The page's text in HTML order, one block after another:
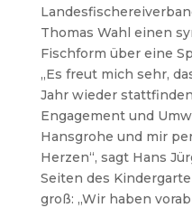
Thomas Wahl einen
Fischform über eine
„Es freut mich sehr,
Jahr wieder
Engagement und
Hansgrohe und mir
Herzen“, sagt Hans
Seiten des
groß: „Wir haben